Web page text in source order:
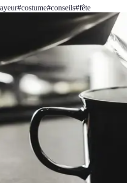
#costume#conseils#fête